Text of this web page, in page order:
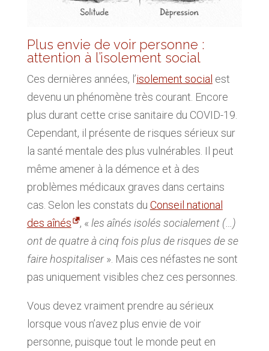
Plus envie de voir personne :
attention à l’isolement social
Ces dernières années, l’isolement social est
devenu un phénomène très courant. Encore
plus durant cette crise sanitaire du COVID-19.
Cependant, il présente de risques sérieux sur
la santé mentale des plus vulnérables. Il peut
même amener à la démence et à des
problèmes médicaux graves dans certains
cas. Selon les constats du Conseil national
des aînés
, «les aînés isolés socialement (…)
ont de quatre à cinq fois plus de risques de se
faire hospitaliser». Mais ces néfastes ne sont
pas uniquement visibles chez ces personnes.
Vous devez vraiment prendre au sérieux
lorsque vous n’avez plus envie de voir
personne, puisque tout le monde peut en